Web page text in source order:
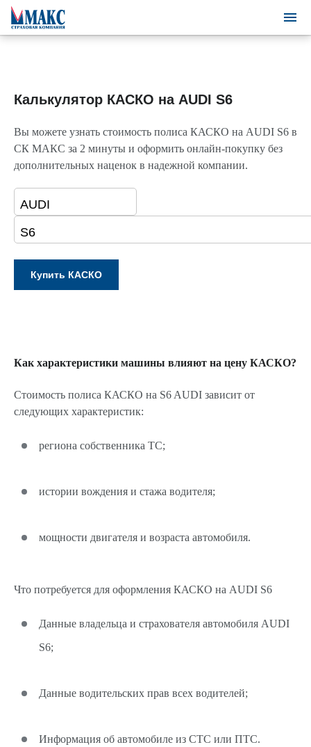
Калькулятор КАСКО на AUDI S6
Вы можете узнать стоимость полиса КАСКО на AUDI S6 в
СК МАКС за 2 минуты и оформить онлайн-покупку без
дополнительных наценок в надежной компании.
Как характеристики машины влияют на цену КАСКО?
Стоимость полиса КАСКО на S6 AUDI зависит от
следующих характеристик:
региона собственника ТС;
истории вождения и стажа водителя;
мощности двигателя и возраста автомобиля.
Что потребуется для оформления КАСКО на AUDI S6
Данные владельца и страхователя автомобиля AUDI
S6;
Данные водительских прав всех водителей;
Информация об автомобиле из СТС или ПТС.